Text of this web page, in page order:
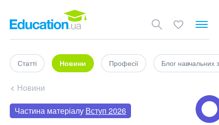
Статті Новини Професії Блог навчальних
Новини
Частина матеріалу Вступ 2026